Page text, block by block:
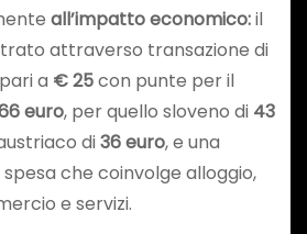
all’impatto economico:il
attraverso transazione di
a € 25con punte per il
euro, per quello sloveno di 43
di36 euro, e una
che coinvolge alloggio,
e servizi.